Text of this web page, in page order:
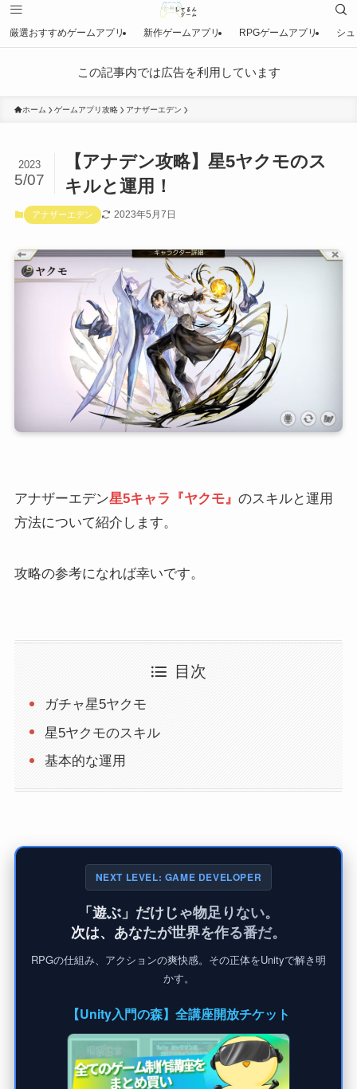
厳選おすすめゲームアプリ 新作ゲームアプリ RPGゲームアプリ シ
この記事内では広告を利用しています
ホーム ゲームアプリ攻略 アナザーエデン
【アナデン攻略】星5ヤクモのス
キルと運用！
2023
5/07
アナザーエデン 2023年5月7日
アナザーエデン星5キャラ『ヤクモ』 のスキルと運用
方法について紹介します。
攻略の参考になれば幸いです。
目次
ガチャ星5ヤクモ
星5ヤクモのスキル
基本的な運用
NEXT LEVEL: GAME DEVELOPER
「遊ぶ」だけじゃ物足りない。
次は、あなたが世界を作る番だ。
RPGの仕組み、アクションの爽快感。その正体をUnityで解き明
かす。
【Unity入門の森】全講座開放チケット